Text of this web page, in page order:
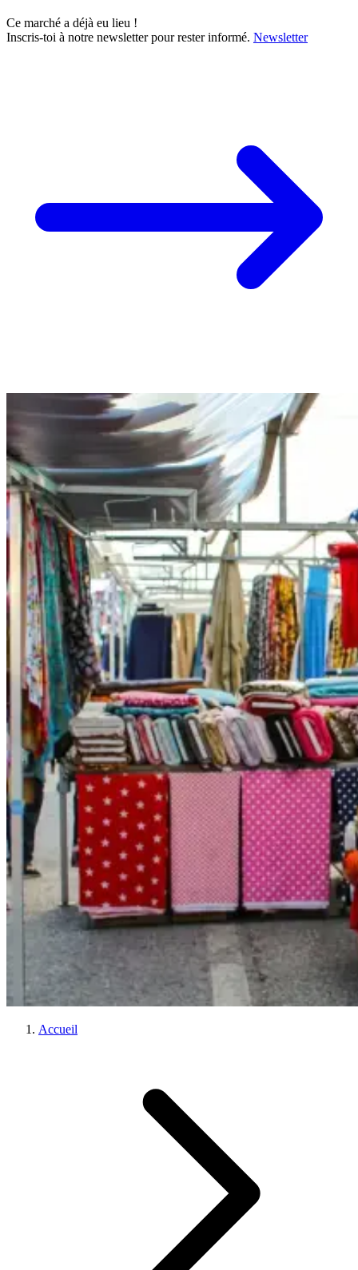
Ce marché a déjà eu lieu !
Inscris-toi à notre newsletter pour rester informé. Newsletter
Accueil